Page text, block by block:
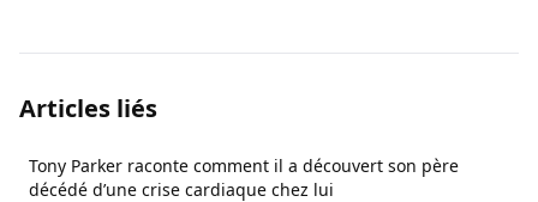
Articles liés
Tony Parker raconte comment il a découvert son père
décédé d’une crise cardiaque chez lui